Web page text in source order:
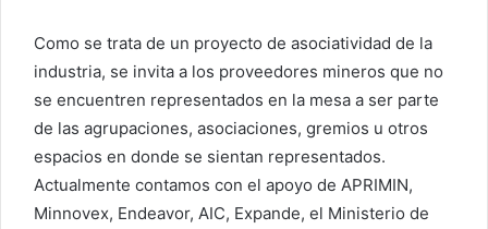
Como se trata de un proyecto de asociatividad de la
industria, se invita a los proveedores mineros que no
se encuentren representados en la mesa a ser parte
de las agrupaciones, asociaciones, gremios u otros
espacios en donde se sientan representados.
Actualmente contamos con el apoyo de APRIMIN,
Minnovex, Endeavor, AIC, Expande, el Ministerio de